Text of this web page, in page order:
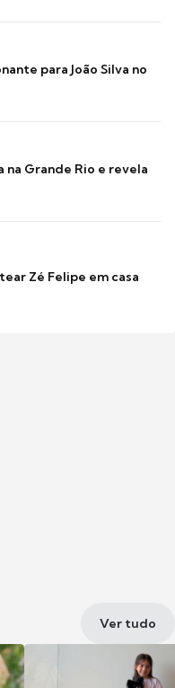
para João Silva no
Grande Rio e revela
Zé Felipe em casa
Ver tudo